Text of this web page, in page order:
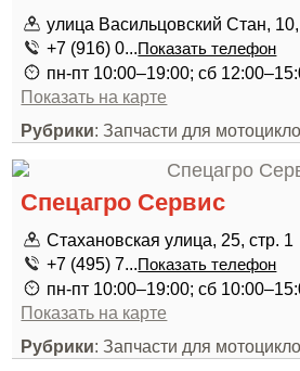
улица Васильцовский Стан,
+7 (916) 0...Показать телефон
пн-пт 10:00–19:00; сб
Показать на карте
Рубрики: Запчасти для
Спецагро Сервис
Стахановская улица, 25, стр. 1
+7 (495) 7...Показать телефон
пн-пт 10:00–19:00; сб
Показать на карте
Рубрики: Запчасти для